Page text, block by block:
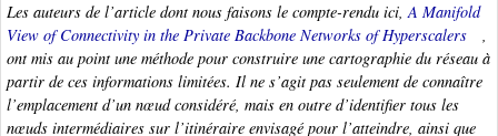
Les auteurs de l’article dont nous faisons le compte-rendu ici,A Manifold
View of Connectivity in the Private Backbone Networks of Hyperscalers
,
ont mis au point une méthode pour construire une cartographie du réseau à
partir de ces informations limitées. Il ne s’agit pas seulement de connaître
l’emplacement d’un nœud considéré, mais en outre d’identifier tous les
nœuds intermédiaires sur l’itinéraire envisagé pour l’atteindre, ainsi que